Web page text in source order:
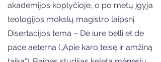
akademijos koplyčioje, o po metų įgyja
teologijos mokslų magistro laipsnį.
Disertacijos tema – De iure belli et de
pace aeterna („Apie karo teisę ir amžiną